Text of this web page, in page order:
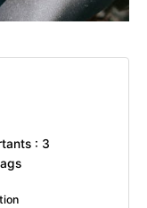
: 3